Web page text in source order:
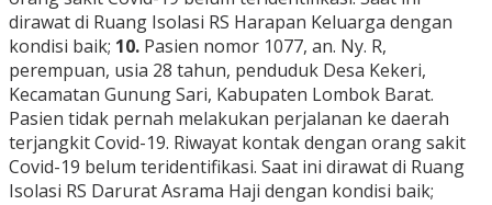
dirawat di Ruang Isolasi RS Harapan Keluarga dengan
kondisi baik; 10. Pasien nomor 1077, an. Ny. R,
perempuan, usia 28 tahun, penduduk Desa Kekeri,
Kecamatan Gunung Sari, Kabupaten Lombok Barat.
Pasien tidak pernah melakukan perjalanan ke daerah
terjangkit Covid-19. Riwayat kontak dengan orang sakit
Covid-19 belum teridentifikasi. Saat ini dirawat di Ruang
Isolasi RS Darurat Asrama Haji dengan kondisi baik;